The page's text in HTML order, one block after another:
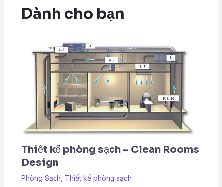
Dành cho bạn
Thiết kế phòng sạch – Clean Rooms
Design
Phòng Sạch Thiết kế phòng sạch